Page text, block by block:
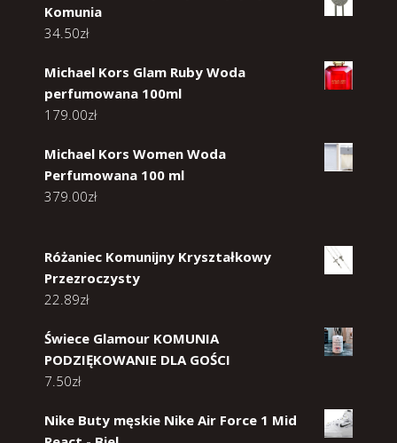
Komunia
34.50zł
Michael Kors Glam Ruby Woda
perfumowana 100ml
179.00zł
Michael Kors Women Woda
Perfumowana 100 ml
379.00zł
Różaniec Komunijny Kryształkowy
Przezroczysty
22.89zł
Świece Glamour KOMUNIA
PODZIĘKOWANIE DLA GOŚCI
7.50zł
Nike Buty męskie Nike Air Force 1 Mid